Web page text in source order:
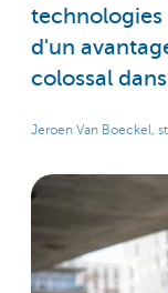
d'un
colossal
Jeroen Van Boeckel,